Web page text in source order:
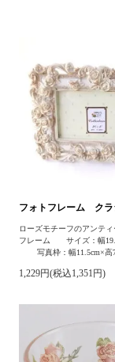
フォトフレーム クラ
ローズモチーフのアンテ
フレーム サイズ：幅
写真枠：幅11.5cm×高
1,229円(税込1,351円)